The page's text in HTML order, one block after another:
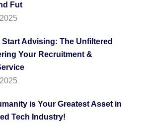
Fut
Advising: The Unfiltered
Your Recruitment &
is Your Greatest Asset in
Tech Industry!